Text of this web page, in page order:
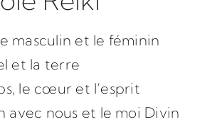
Vidéos
Contact / News
masculin et le féminin
et la terre
le cœur et l’esprit
avec nous et le moi Divin